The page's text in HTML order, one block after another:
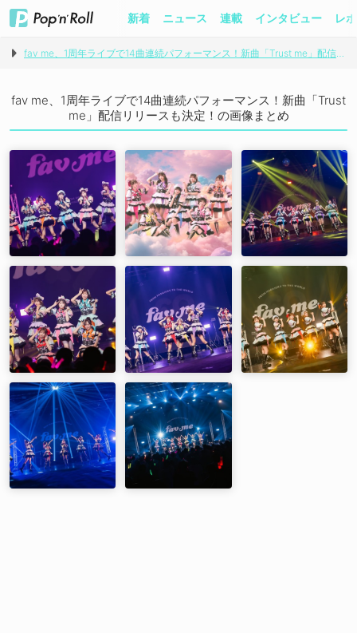
新着 ニュース 連載 インタビュー レ
fav me、1周年ライブで14曲連続パフォーマンス！新曲「Trust me」配信リリースも決定！
fav me、1周年ライブで14曲連続パフォーマンス！新曲「Trust
me」配信リリースも決定！の画像まとめ